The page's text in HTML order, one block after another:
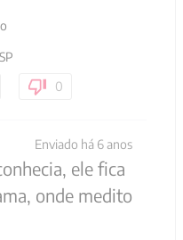
0
Enviado há 6 anos
ele fica
onde medito